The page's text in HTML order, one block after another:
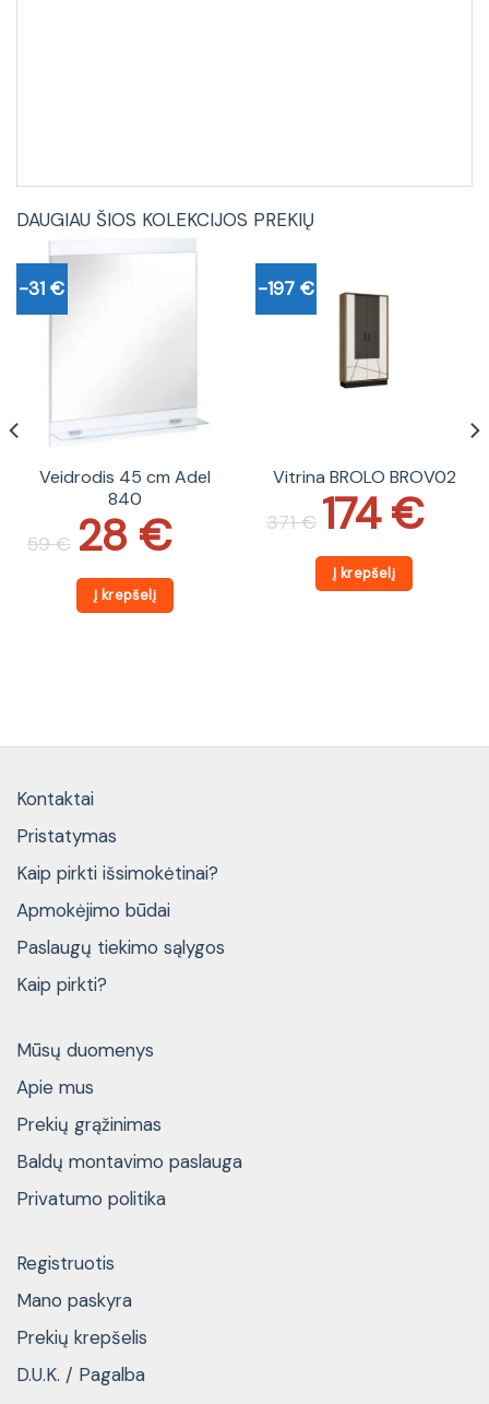
DAUGIAU ŠIOS KOLEKCIJOS PREKIŲ
-31 €
Veidrodis 45 cm Adel
840
59€
Original
price
was: 28 €
Current
price
is:
Į krepšelį
-197 €
Vitrina BROLO BROV02
371€
Original
price
was: 174€
Current
price
is:
Į krepšelį
Kontaktai
Pristatymas
Kaip pirkti išsimokėtinai?
Apmokėjimo būdai
Paslaugų tiekimo sąlygos
Kaip pirkti?
Mūsų duomenys
Apie mus
Prekių grąžinimas
Baldų montavimo paslauga
Privatumo politika
Registruotis
Mano paskyra
Prekių krepšelis
D.U.K. / Pagalba